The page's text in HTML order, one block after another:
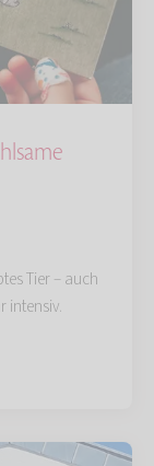
Tier – auch
intensiv.